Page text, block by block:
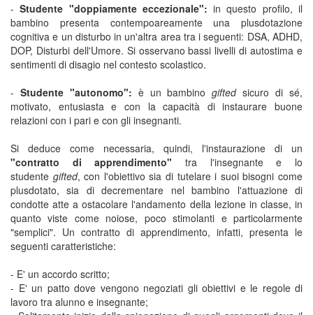
-Studente "doppiamente eccezionale": in questo profilo, il
bambino presenta contempoareamente una plusdotazione
cognitiva e un disturbo in un'altra area tra i seguenti: DSA, ADHD,
DOP, Disturbi dell'Umore. Si osservano bassi livelli di autostima e
sentimenti di disagio nel contesto scolastico.
- Studente "autonomo": è un bambinogiftedsicuro di sé,
motivato, entusiasta e con la capacità di instaurare buone
relazioni con i pari e con gli insegnanti.
Si deduce come necessaria, quindi, l'instaurazione di un
"contratto di apprendimento" tra l'insegnante e lo
studente gifted, con l'obiettivo sia di tutelare i suoi bisogni come
plusdotato, sia di decrementare nel bambino l'attuazione di
condotte atte a ostacolare l'andamento della lezione in classe, in
quanto viste come noiose, poco stimolanti e particolarmente
"semplici". Un contratto di apprendimento, infatti, presenta le
seguenti caratteristiche:
- E' un accordo scritto;
- E' un patto dove vengono negoziati gli obiettivi e le regole di
lavoro tra alunno e insegnante;